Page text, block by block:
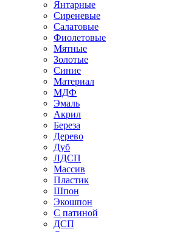
Янтарные
Сиреневые
Салатовые
Фиолетовые
Мятные
Золотые
Синие
Материал
МДФ
Эмаль
Акрил
Береза
Дерево
Дуб
ЛДСП
Массив
Пластик
Шпон
Экошпон
С патиной
ДСП